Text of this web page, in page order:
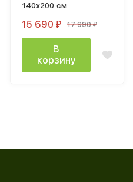
140х200 см
15 690 ₽ 17 990₽
В
корзину